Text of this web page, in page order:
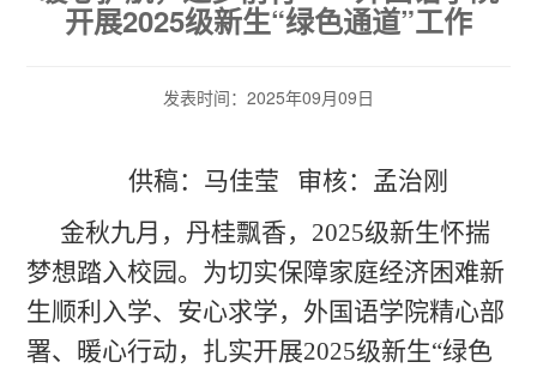
开展2025级新生“绿色通道”工作
发表时间：2025年09月09日
供稿：马佳莹 审核：孟治刚
金秋九月，丹桂飘香，2025级新生怀揣
梦想踏入校园。为切实保障家庭经济困难新
生顺利入学、安心求学，外国语学院精心部
署、暖心行动，扎实开展2025级新生“绿色